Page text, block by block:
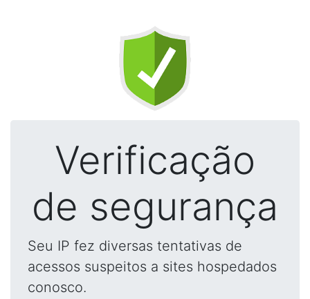
Verificação
de segurança
Seu IP fez diversas tentativas de
acessos suspeitos a sites hospedados
conosco.